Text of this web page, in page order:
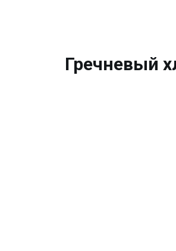
Гречневый